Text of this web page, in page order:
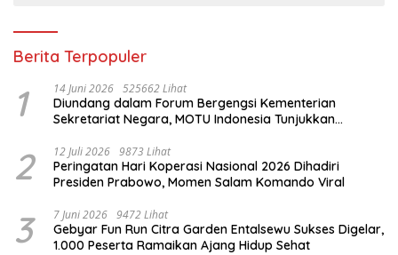
Berita Terpopuler
1 14 Juni 2026 525662 Lihat
Diundang dalam Forum Bergengsi Kementerian
Sekretariat Negara, MOTU Indonesia Tunjukkan
2 12 Juli 2026 9873 Lihat
Peringatan Hari Koperasi Nasional 2026 Dihadiri
Presiden Prabowo, Momen Salam Komando Viral
3 7 Juni 2026 9472 Lihat
Gebyar Fun Run Citra Garden Entalsewu Sukses Digelar,
1.000 Peserta Ramaikan Ajang Hidup Sehat